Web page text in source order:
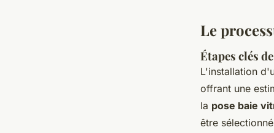
Le
Étapes clés
L'installation
offrant une
la pose baie
être